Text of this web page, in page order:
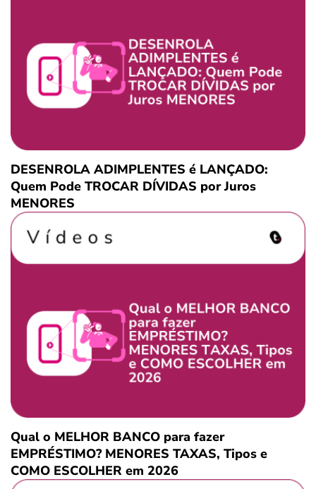
DESENROLA ADIMPLENTES é LANÇADO:
Quem Pode TROCAR DÍVIDAS por Juros
MENORES
Qual o MELHOR BANCO para fazer
EMPRÉSTIMO? MENORES TAXAS, Tipos e
COMO ESCOLHER em 2026